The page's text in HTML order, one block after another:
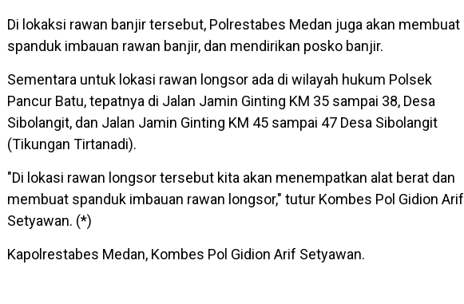
Di lokaksi rawan banjir tersebut, Polrestabes Medan juga akan membuat
spanduk imbauan rawan banjir, dan mendirikan posko banjir.
Sementara untuk lokasi rawan longsor ada di wilayah hukum Polsek
Pancur Batu, tepatnya di Jalan Jamin Ginting KM 35 sampai 38, Desa
Sibolangit, dan Jalan Jamin Ginting KM 45 sampai 47 Desa Sibolangit
(Tikungan Tirtanadi).
"Di lokasi rawan longsor tersebut kita akan menempatkan alat berat dan
membuat spanduk imbauan rawan longsor," tutur Kombes Pol Gidion Arif
Setyawan. (*)
Kapolrestabes Medan, Kombes Pol Gidion Arif Setyawan.